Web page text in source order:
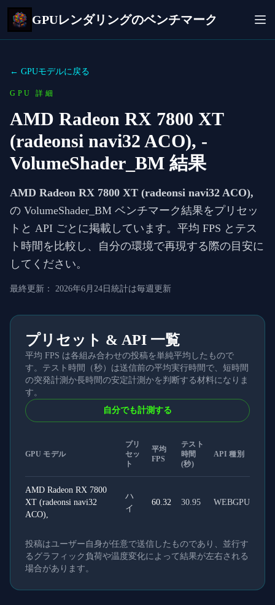
GPUレンダリングのベンチマーク
← GPUモデルに戻る
GPU 詳細
AMD Radeon RX 7800 XT
(radeonsi navi32 ACO), -
VolumeShader_BM 結果
AMD Radeon RX 7800 XT (radeonsi navi32 ACO),
の VolumeShader_BM ベンチマーク結果をプリセッ
トと API ごとに掲載しています。平均 FPS とテス
ト時間を比較し、自分の環境で再現する際の目安に
してください。
最終更新： 2026年6月24日 統計は毎週更新
プリセット & API 一覧
平均 FPS は各組み合わせの投稿を単純平均したもので
す。テスト時間（秒）は送信前の平均実行時間で、短時間
の突発計測か長時間の安定計測かを判断する材料になりま
す。
自分でも計測する
GPU モデル
プリ
セッ
ト
平均
FPS
テスト
時間
(秒)
API 種別
AMD Radeon RX 7800
XT (radeonsi navi32
ACO),
ハ
イ
60.32 30.95 WEBGPU
投稿はユーザー自身が任意で送信したものであり、並行す
るグラフィック負荷や温度変化によって結果が左右される
場合があります。